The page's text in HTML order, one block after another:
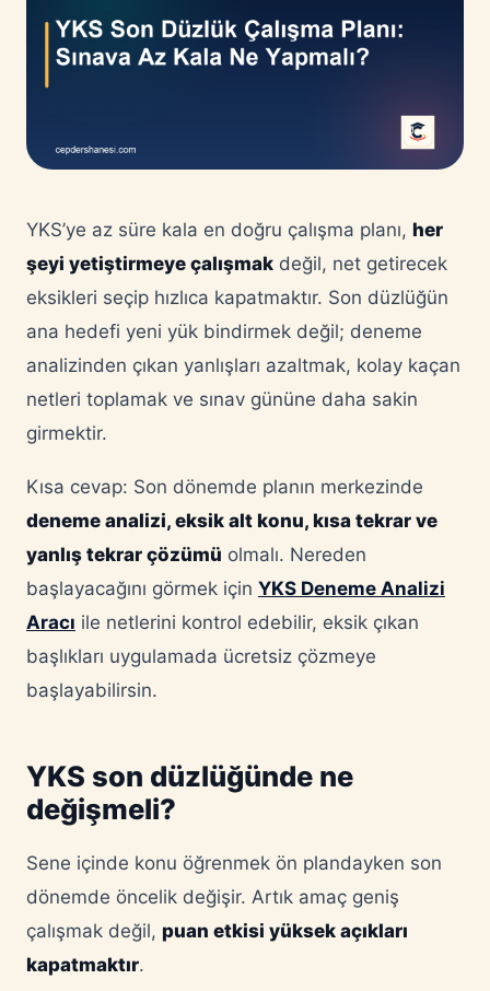
YKS’ye az süre kala en doğru çalışma planı, her
şeyi yetiştirmeye çalışmak değil, net getirecek
eksikleri seçip hızlıca kapatmaktır. Son düzlüğün
ana hedefi yeni yük bindirmek değil; deneme
analizinden çıkan yanlışları azaltmak, kolay kaçan
netleri toplamak ve sınav gününe daha sakin
girmektir.
Kısa cevap: Son dönemde planın merkezinde
deneme analizi, eksik alt konu, kısa tekrar ve
yanlış tekrar çözümü olmalı. Nereden
başlayacağını görmek için YKS Deneme Analizi
Aracı ile netlerini kontrol edebilir, eksik çıkan
başlıkları uygulamada ücretsiz çözmeye
başlayabilirsin.
YKS son düzlüğünde ne
değişmeli?
Sene içinde konu öğrenmek ön plandayken son
dönemde öncelik değişir. Artık amaç geniş
çalışmak değil, puan etkisi yüksek açıkları
kapatmaktır.